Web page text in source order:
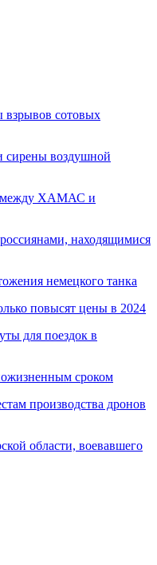
сотовых
сирены воздушной
между ХАМАС и
находящимися
немецкого танка
повысят цены в 2024
для поездок в
сроком
производства дронов
области, воевавшего